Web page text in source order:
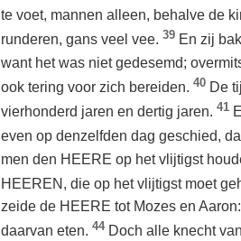
te voet, mannen alleen, behalve de
runderen, gans veel vee. 39 En zij
want het was niet gedesemd;
ook tering voor zich bereiden. 40 De
vierhonderd jaren en dertig jaren. 41
even op denzelfden dag geschied,
men den HEERE op het vlijtigst
HEEREN, die op het vlijtigst moet
zeide de HEERE tot Mozes en
daarvan eten. 44 Doch alle knecht